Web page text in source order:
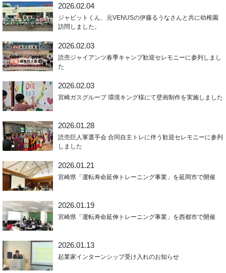
2026.02.04
ジャビットくん、元VENUSの伊藤るうなさんと共に幼稚園
訪問しました。
2026.02.03
読売ジャイアンツ春季キャンプ歓迎セレモニーに参列しまし
た
2026.02.03
宮崎ガスグループ 環境キング様にて壁画制作を実施しました
2026.01.28
読売巨人軍選手会 合同自主トレに伴う歓迎セレモニーに参列
しました
2026.01.21
宮崎県「運転寿命延伸トレーニング事業」を延岡市で開催
2026.01.19
宮崎県「運転寿命延伸トレーニング事業」を西都市で開催
2026.01.13
起業家インターンシップ受け入れのお知らせ